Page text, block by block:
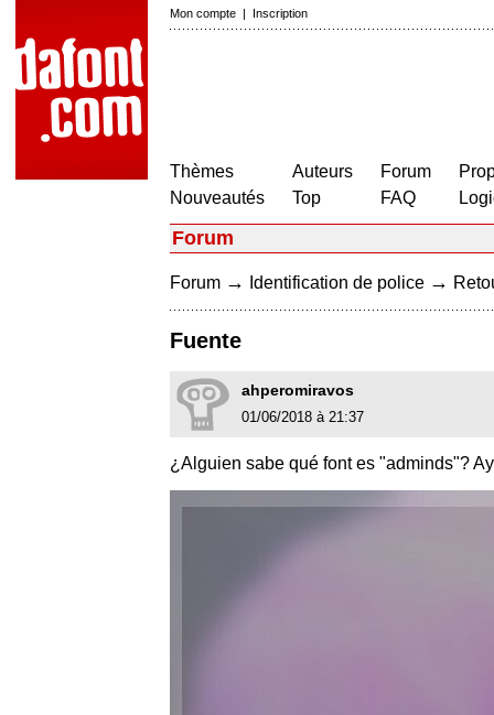
Mon compte | Inscription
Thèmes
Nouveautés
Auteurs
Top
Forum
FAQ
Forum
Forum → Identification de police →
Fuente
ahperomiravos
01/06/2018 à 21:37
¿Alguien sabe qué font es "adminds"?